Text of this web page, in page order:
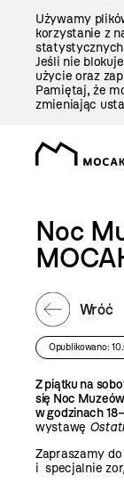
Używamy
korzystanie z
Jeśli nie
użycie oraz
Pamiętaj, że
zmieniając
Noc
Wróć
Opublikowano:
Z piątku na
się Noc
w godzinach
wystawę
Zapraszamy do
i specjalnie